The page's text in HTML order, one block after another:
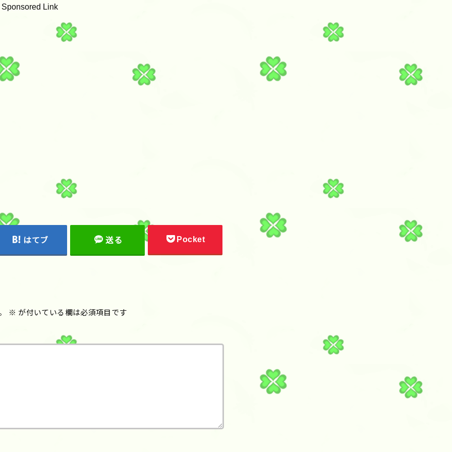
Sponsored Link
はてブ 送る Pocket
※ が付いている欄は必須項目です